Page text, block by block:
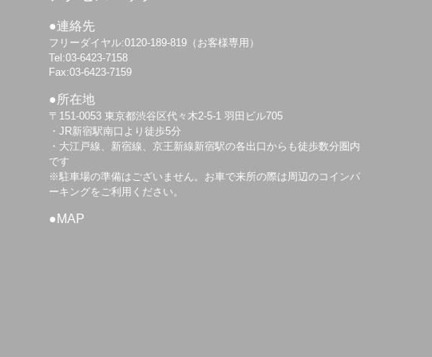
●連絡先
フリーダイヤル:0120-189-819（お客様専用）
Tel:03-6423-7158
Fax:03-6423-7159
●所在地
〒151-0053 東京都渋谷区代々木2-5-1 羽田ビル705
・JR新宿駅南口より徒歩5分
・大江戸線、新宿線、京王新線新宿駅の各出口からも徒歩数分圏内
です
※駐車場の準備はございません。お車で来所の際は周辺のコインパ
ーキングをご利用ください。
●MAP